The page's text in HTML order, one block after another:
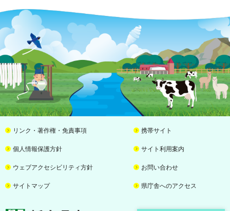
リンク・著作権・免責事項 携帯サイト
個人情報保護方針 サイト利用案内
ウェブアクセシビリティ方針 お問い合わせ
サイトマップ 県庁舎へのアクセス